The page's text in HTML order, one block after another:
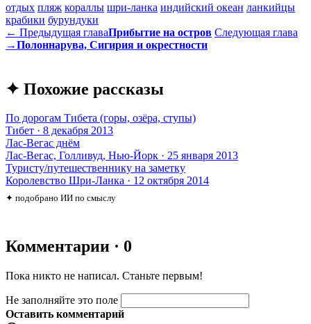
отдых пляж кораллы шри-ланка индийский океан ланкийцы
крабики бурундуки
← Предыдущая главаПрибытие на остров Следующая глава
→Полоннарува, Сигирия и окрестности
✦ Похожие рассказы
По дорогам Тибета (горы, озёра, ступы)
Тибет · 8 декабря 2013
Лас-Вегас днём
Лас-Вегас, Голливуд, Нью-Йорк · 25 января 2013
Туристу/путешественнику на заметку
Королевство Шри-Ланка · 12 октября 2014
✦ подобрано ИИ по смыслу
Комментарии · 0
Пока никто не написал. Станьте первым!
Не заполняйте это поле
Оставить комментарий